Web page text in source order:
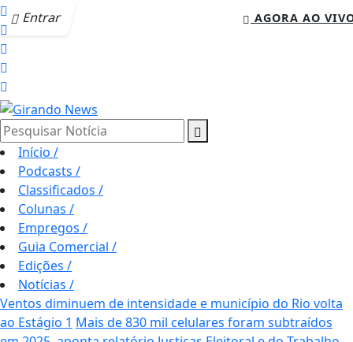
Entrar AGORA AO
Pesquisar Notícia
Início /
Podcasts /
Classificados /
Colunas /
Empregos /
Guia Comercial /
Edições /
Notícias /
Ventos diminuem de intensidade e município do Rio volta
ao Estágio 1 Mais de 830 mil celulares foram subtraídos